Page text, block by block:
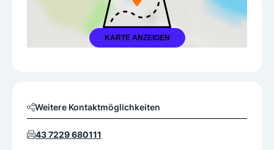
KARTE ANZEIGEN
Weitere Kontaktmöglichkeiten
43 7229 680111